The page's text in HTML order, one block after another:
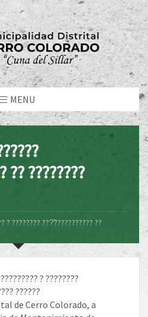
MENU
?? ????????
? ???????? ???̃??????????? ??
????????? ? ????????
??????
de Cerro Colorado, a